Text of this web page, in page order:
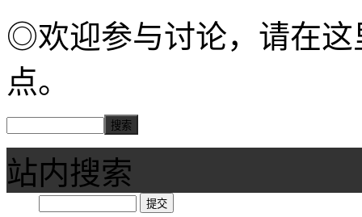
◎欢迎参与讨论，请在这
点。
站内搜索